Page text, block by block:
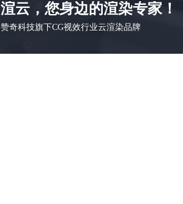
渲云，您身边的渲染专家！
赞奇科技旗下CG视效行业云渲染品牌